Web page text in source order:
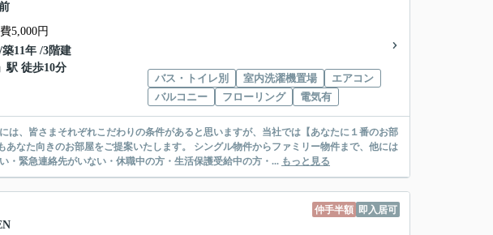
5,000円
11年 /3階建
」駅 徒歩10分
バス・トイレ別
室内洗濯機置場
エアコン
バルコニー
フローリング 電気有
いたします。 シングル物件からファミリー物件まで、他には
紹介しております。 保証人がいない・緊急連絡先がいない・休職中の方・生活保護受給中の方・... もっと見る
仲手半額 即入居可